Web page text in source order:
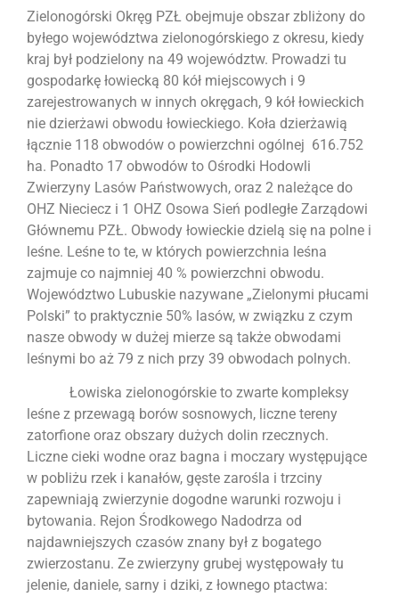
Zielonogórski Okręg PZŁ obejmuje obszar zbliżony do
byłego województwa zielonogórskiego z okresu, kiedy
kraj był podzielony na 49 województw. Prowadzi tu
gospodarkę łowiecką 80 kół miejscowych i 9
zarejestrowanych w innych okręgach, 9 kół łowieckich
nie dzierżawi obwodu łowieckiego. Koła dzierżawią
łącznie 118 obwodów o powierzchni ogólnej 616.752
ha. Ponadto 17 obwodów to Ośrodki Hodowli
Zwierzyny Lasów Państwowych, oraz 2 należące do
OHZ Nieciecz i 1 OHZ Osowa Sień podległe Zarządowi
Głównemu PZŁ. Obwody łowieckie dzielą się na polne i
leśne. Leśne to te, w których powierzchnia leśna
zajmuje co najmniej 40 % powierzchni obwodu.
Województwo Lubuskie nazywane „Zielonymi płucami
Polski” to praktycznie 50% lasów, w związku z czym
nasze obwody w dużej mierze są także obwodami
leśnymi bo aż 79 z nich przy 39 obwodach polnych.
Łowiska zielonogórskie to zwarte kompleksy
leśne z przewagą borów sosnowych, liczne tereny
zatorfione oraz obszary dużych dolin rzecznych.
Liczne cieki wodne oraz bagna i moczary występujące
w pobliżu rzek i kanałów, gęste zarośla i trzciny
zapewniają zwierzynie dogodne warunki rozwoju i
bytowania. Rejon Środkowego Nadodrza od
najdawniejszych czasów znany był z bogatego
zwierzostanu. Ze zwierzyny grubej występowały tu
jelenie, daniele, sarny i dziki, z łownego ptactwa: